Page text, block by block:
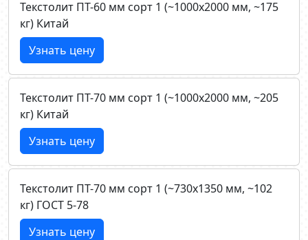
Текстолит ПТ-60 мм сорт 1 (~1000х2000 мм, ~175
кг) Китай
Узнать цену
Текстолит ПТ-70 мм сорт 1 (~1000х2000 мм, ~205
кг) Китай
Узнать цену
Текстолит ПТ-70 мм сорт 1 (~730х1350 мм, ~102
кг) ГОСТ 5-78
Узнать цену